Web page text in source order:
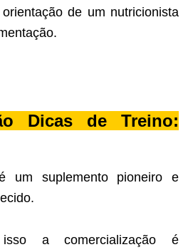
de um nutricionista
Dicas de Treino:
um suplemento pioneiro e
a comercialização é